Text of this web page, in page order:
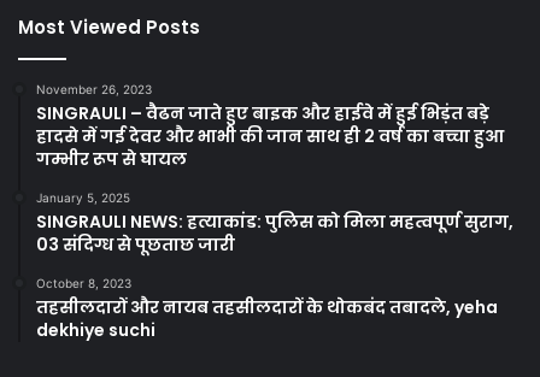
Most Viewed Posts
November 26, 2023
SINGRAULI – वैढन जाते हुए बाइक और हाईवे में हुई भिड़ंत बड़े
हादसे में गई देवर और भाभी की जान साथ ही 2 वर्ष का बच्चा हुआ
गम्भीर रूप से घायल
January 5, 2025
SINGRAULI NEWS: हत्याकांड: पुलिस को मिला महत्वपूर्ण सुराग,
03 संदिग्ध से पूछताछ जारी
October 8, 2023
तहसीलदारों और नायब तहसीलदारों के थोकबंद तबादले, yeha
dekhiye suchi